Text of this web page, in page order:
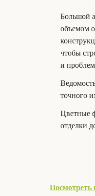
Большой
объемом
чтобы
и проблем
точного
Цветные
отделки
Посмотреть